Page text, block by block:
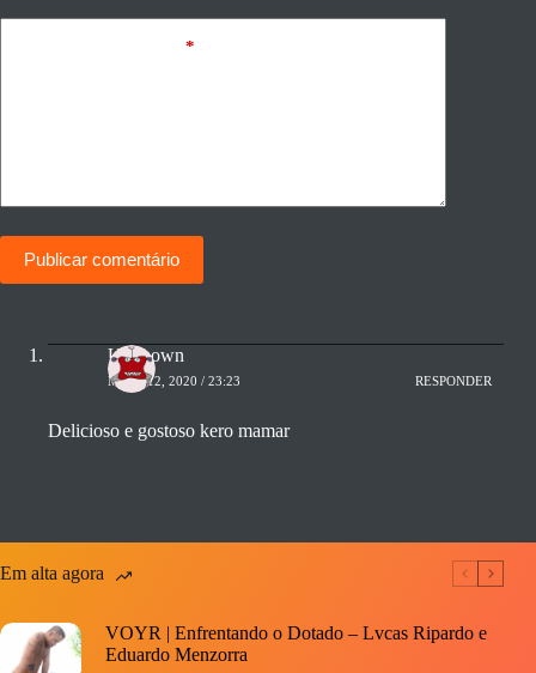
*
Publicar comentário
Unknown
MAIO 12, 2020 / 23:23 RESPONDER
Delicioso e gostoso kero mamar
Em alta agora
VOYR | Enfrentando o Dotado – Lvcas Ripardo e
Eduardo Menzorra